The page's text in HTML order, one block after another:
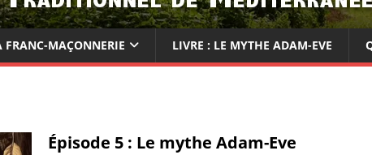
FRANC-MAÇONNERIE LIVRE : LE MYTHE ADAM-EVE
Épisode 5 : Le mythe Adam-Eve